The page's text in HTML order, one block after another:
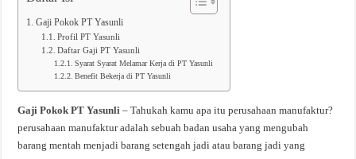
Gaji Pokok PT Yasunli
Profil PT Yasunli
Daftar Gaji PT Yasunli
Syarat Syarat Melamar Kerja di PT Yasunli
Benefit Bekerja di PT Yasunli
Gaji Pokok PT Yasunli – Tahukah kamu apa itu perusahaan manufaktur?
perusahaan manufaktur adalah sebuah badan usaha yang mengubah
barang mentah menjadi barang setengah jadi atau barang jadi yang